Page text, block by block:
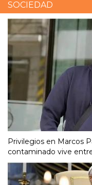
SOCIEDAD
Privilegios en Marcos
contaminado vive